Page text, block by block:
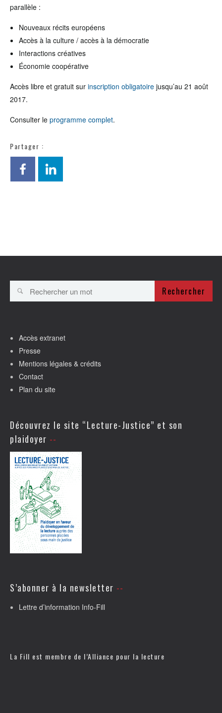
parallèle :
Nouveaux récits européens
Accès à la culture / accès à la démocratie
Interactions créatives
Économie coopérative
Accès libre et gratuit sur inscription obligatoire jusqu’au 21 août
2017.
Consulter le programme complet.
Partager :
Rechercher
Accès extranet
Presse
Mentions légales & crédits
Contact
Plan du site
Découvrez le site “Lecture-Justice” et son
plaidoyer
S’abonner à la newsletter
Lettre d’information Info-Fill
La Fill est membre de l’Alliance pour la lecture